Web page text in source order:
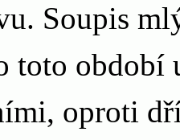
Soupis
toto období
oproti